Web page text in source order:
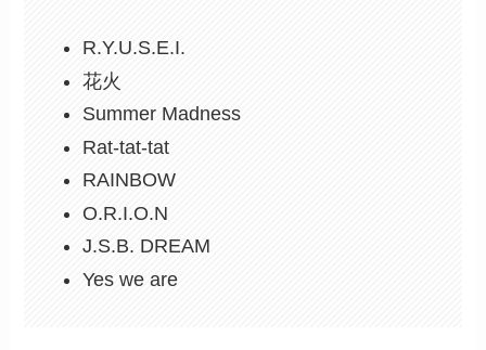
R.Y.U.S.E.I.
花火
Summer Madness
Rat-tat-tat
RAINBOW
O.R.I.O.N
J.S.B. DREAM
Yes we are